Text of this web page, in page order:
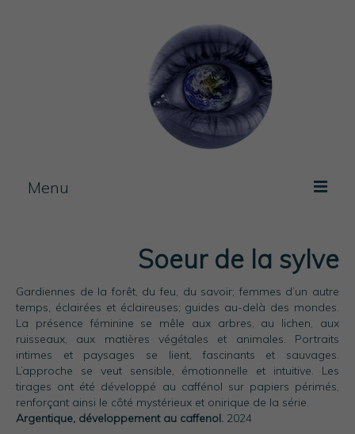
Menu
Journal
Blog
Photos Inspiration / Voyages
Boutique
Bio.FR
Soeur de la sylve
Gardiennes de la forêt, du feu, du savoir; femmes d’un autre
temps, éclairées et éclaireuses; guides au-delà des mondes.
La présence féminine se mêle aux arbres, au lichen, aux
ruisseaux, aux matières végétales et animales. Portraits
intimes et paysages se lient, fascinants et sauvages.
L’approche se veut sensible, émotionnelle et intuitive. Les
tirages ont été développé au caffénol sur papiers périmés,
renforçant ainsi le côté mystérieux et onirique de la série.
Argentique, développement au caffenol. 2024